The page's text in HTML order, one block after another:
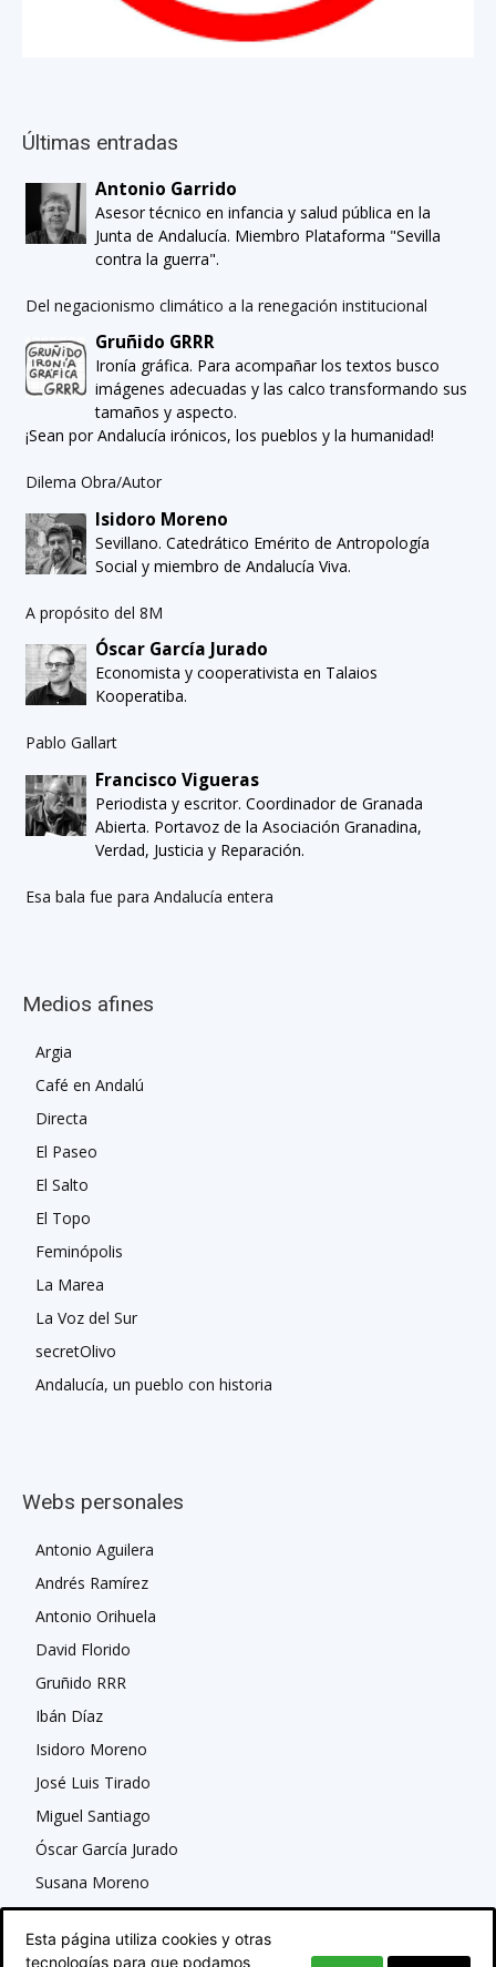
Últimas entradas
Antonio Garrido
Asesor técnico en infancia y salud pública en la
Junta de Andalucía. Miembro Plataforma "Sevilla
contra la guerra".
Del negacionismo climático a la renegación institucional
Gruñido GRRR
Ironía gráfica. Para acompañar los textos busco
imágenes adecuadas y las calco transformando sus
tamaños y aspecto.
¡Sean por Andalucía irónicos, los pueblos y la humanidad!
Dilema Obra/Autor
Isidoro Moreno
Sevillano. Catedrático Emérito de Antropología
Social y miembro de Andalucía Viva.
A propósito del 8M
Óscar García Jurado
Economista y cooperativista en Talaios
Kooperatiba.
Pablo Gallart
Francisco Vigueras
Periodista y escritor. Coordinador de Granada
Abierta. Portavoz de la Asociación Granadina,
Verdad, Justicia y Reparación.
Esa bala fue para Andalucía entera
Medios afines
Argia
Café en Andalú
Directa
El Paseo
El Salto
El Topo
Feminópolis
La Marea
La Voz del Sur
secretOlivo
Andalucía, un pueblo con historia
Webs personales
Antonio Aguilera
Andrés Ramírez
Antonio Orihuela
David Florido
Gruñido RRR
Ibán Díaz
Isidoro Moreno
José Luis Tirado
Miguel Santiago
Óscar García Jurado
Susana Moreno
Esta página utiliza cookies y otras
tecnologías para que podamos